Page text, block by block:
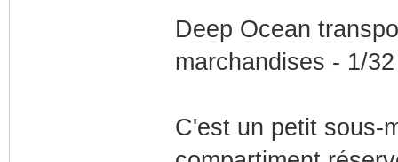
Deep Ocean
marchandises - 1/32
C'est un petit sous-